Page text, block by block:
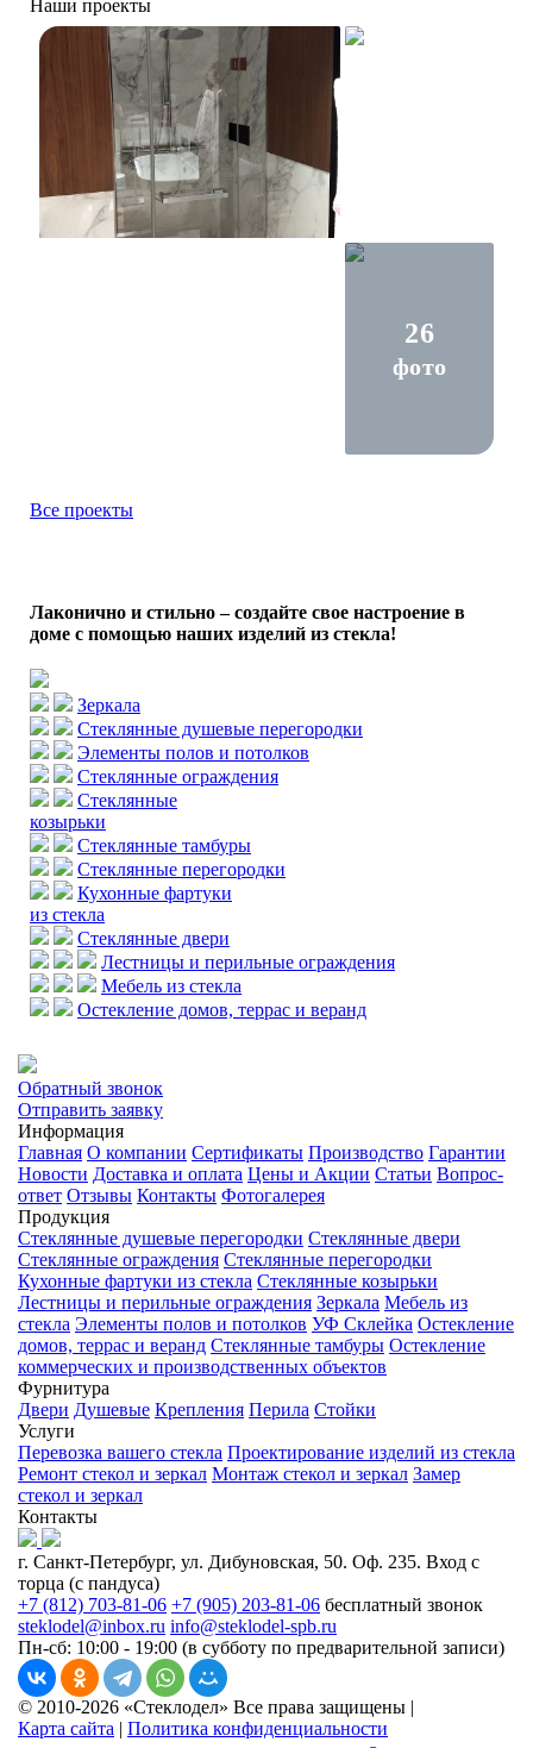
Наши проекты
26
фото
Все проекты
Лаконично и стильно – создайте свое настроение в
доме с помощью наших изделий из стекла!
Зеркала
Стеклянные душевые перегородки
Элементы полов и потолков
Стеклянные ограждения
Стеклянные
козырьки
Стеклянные тамбуры
Стеклянные перегородки
Кухонные фартуки
из стекла
Стеклянные двери
Лестницы и перильные ограждения
Мебель из стекла
Остекление домов, террас и веранд
Обратный звонок
Отправить заявку
Информация
Главная О компании Сертификаты Производство Гарантии
Новости Доставка и оплата Цены и Акции Статьи Вопрос-
ответ Отзывы Контакты Фотогалерея
Продукция
Стеклянные душевые перегородки Стеклянные двери
Стеклянные ограждения Стеклянные перегородки
Кухонные фартуки из стекла Стеклянные козырьки
Лестницы и перильные ограждения Зеркала Мебель из
стекла Элементы полов и потолков УФ Склейка Остекление
домов, террас и веранд Стеклянные тамбуры Остекление
коммерческих и производственных объектов
Фурнитура
Двери Душевые Крепления Перила Стойки
Услуги
Перевозка вашего стекла Проектирование изделий из стекла
Ремонт стекол и зеркал Монтаж стекол и зеркал Замер
стекол и зеркал
Контакты
г. Санкт-Петербург, ул. Дибуновская, 50. Оф. 235. Вход с
торца (с пандуса)
+7 (812) 703-81-06 +7 (905) 203-81-06 бесплатный звонок
steklodel@inbox.ru info@steklodel-spb.ru
Пн-сб: 10:00 - 19:00 (в субботу по предварительной записи)
© 2010-2026 «Стеклодел» Все права защищены |
Карта сайта | Политика конфиденциальности